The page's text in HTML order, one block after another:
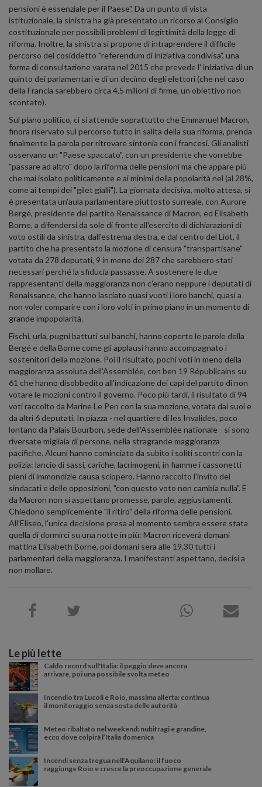
pensioni è essenziale per il Paese". Da un punto di vista
istituzionale, la sinistra ha già presentato un ricorso al Consiglio
costituzionale per possibili problemi di legittimità della legge di
riforma. Inoltre, la sinistra si propone di intraprendere il difficile
percorso del cosiddetto "referendum di iniziativa condivisa", una
forma di consultazione varata nel 2015 che prevede l' iniziativa di un
quinto dei parlamentari e di un decimo degli elettori (che nel caso
della Francia sarebbero circa 4,5 milioni di firme, un obiettivo non
scontato).
Sul piano politico, ci si attende soprattutto che Emmanuel Macron,
finora riservato sul percorso tutto in salita della sua riforma, prenda
finalmente la parola per ritrovare sintonia con i francesi. Gli analisti
osservano un "Paese spaccato", con un presidente che vorrebbe
"passare ad altro" dopo la riforma delle pensioni ma che appare più
che mai isolato politicamente e ai minimi della popolarità nel (al 28%,
come ai tempi dei "gilet gialli"). La giornata decisiva, molto attesa, si
è presentata un'aula parlamentare piuttosto surreale, con Aurore
Bergé, presidente del partito Renaissance di Macron, ed Elisabeth
Borne, a difendersi da sole di fronte all'esercito di dichiarazioni di
voto ostili da sinistra, dall'estrema destra, e dal centro del Liot, il
partito che ha presentato la mozione di censura "transpartisane"
votata da 278 deputati, 9 in meno dei 287 che sarebbero stati
necessari perché la sfiducia passasse. A sostenere le due
rappresentanti della maggioranza non c'erano neppure i deputati di
Renaissance, che hanno lasciato quasi vuoti i loro banchi, quasi a
non voler comparire con i loro volti in primo piano in un momento di
grande impopolarità.
Fischi, urla, pugni battuti sui banchi, hanno coperto le parole della
Bergé e della Borne come gli applausi hanno accompagnato i
sostenitori della mozione. Poi il risultato, pochi voti in meno della
maggioranza assoluta dell'Assemblée, con ben 19 Républicains su
61 che hanno disobbedito all'indicazione dei capi del partito di non
votare le mozioni contro il governo. Poco più tardi, il risultato di 94
voti raccolto da Marine Le Pen con la sua mozione, votata dai suoi e
da altri 6 deputati. In piazza - nel quartiere di les Invalides, poco
lontano da Palais Bourbon, sede dell'Assemblée nationale - si sono
riversate migliaia di persone, nella stragrande maggioranza
pacifiche. Alcuni hanno cominciato da subito i soliti scontri con la
polizia: lancio di sassi, cariche, lacrimogeni, in fiamme i cassonetti
pieni di immondizie causa sciopero. Hanno raccolto l'invito dei
sindacati e delle opposizioni, "con questo voto non cambia nulla". E
da Macron non si aspettano promesse, parole, aggiustamenti.
Chiedono semplicemente "il ritiro" della riforma delle pensioni.
All'Eliseo, l'unica decisione presa al momento sembra essere stata
quella di dormirci su una notte in più: Macron riceverà domani
mattina Elisabeth Borne, poi domani sera alle 19.30 tutti i
parlamentari della maggioranza. I manifestanti aspettano, decisi a
non mollare.
Le più lette
Caldo record sull'Italia: il peggio deve ancora
arrivare, poi una possibile svolta meteo
Incendio tra Lucoli e Roio, massima allerta: continua
il monitoraggio senza sosta delle autorità
Meteo ribaltato nel weekend: nubifragi e grandine,
ecco dove colpirà l’Italia domenica
Incendi senza tregua nell’Aquilano: il fuoco
raggiunge Roio e cresce la preoccupazione generale